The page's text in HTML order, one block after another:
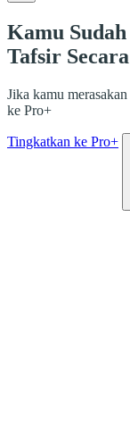
Kamu
Tafsir
Jika kamu
ke Pro+
Tingkatkan ke Pro+